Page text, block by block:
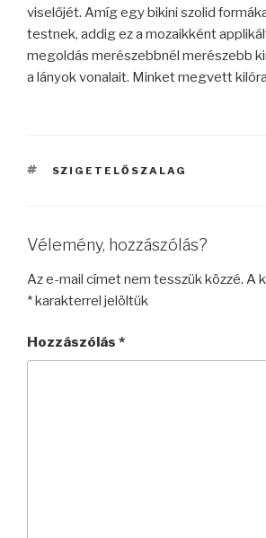
viselőjét. Amíg egy bikini szolid
testnek, addig ez a mozaikként
megoldás merészebbnél merészebb
a lányok vonalait. Minket megvett
CÍMKÉK
SZIGETELŐSZALAG
Vélemény, hozzászólás?
Az e-mail címet nem tesszük közzé. A
*karakterrel jelöltük
Hozzászólás *